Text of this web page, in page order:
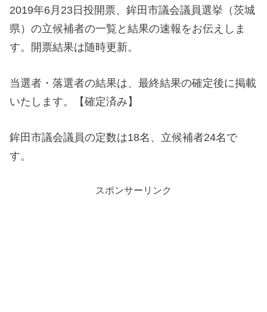
2019年6月23日投開票、鉾田市議会議員選挙（茨城
県）の立候補者の一覧と結果の速報をお伝えしま
す。開票結果は随時更新。
当選者・落選者の結果は、最終結果の確定後に掲載
いたします。【確定済み】
鉾田市議会議員の定数は18名、立候補者24名で
す。
スポンサーリンク